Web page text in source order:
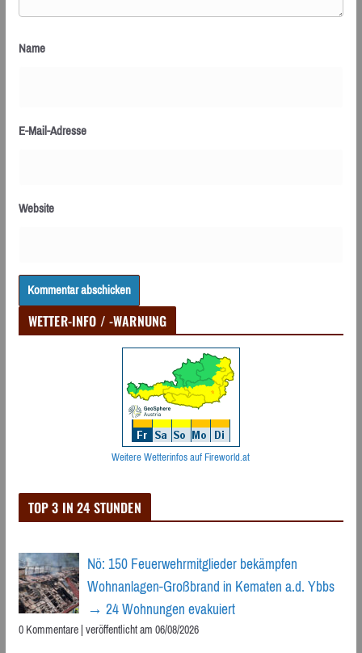
Name
E-Mail-Adresse
Website
WETTER-INFO / -WARNUNG
Weitere Wetterinfos auf Fireworld.at
TOP 3 IN 24 STUNDEN
Nö: 150 Feuerwehrmitglieder bekämpfen
Wohnanlagen-Großbrand in Kematen a.d. Ybbs
→ 24 Wohnungen evakuiert
0 Kommentare|veröffentlicht am 06/08/2026